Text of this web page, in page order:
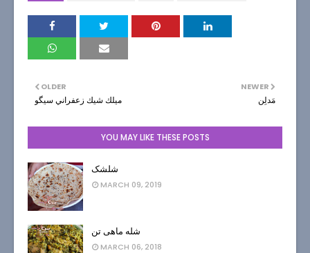
NEWER
مَدلِن
OLDER
ميلك شيك زعفراني سيگو
YOU MAY LIKE THESE POSTS
شلشک
MARCH 09, 2019
شله ماهی تن
MARCH 06, 2018